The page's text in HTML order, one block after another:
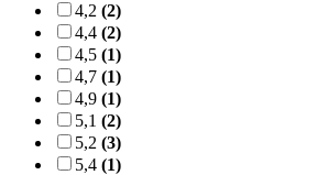
4,2 (2)
4,4 (2)
4,5 (1)
4,7 (1)
4,9 (1)
5,1 (2)
5,2 (3)
5,4 (1)